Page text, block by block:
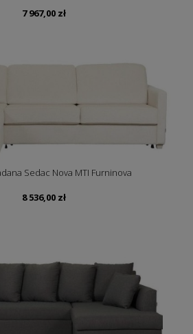
7 967,00 zł
Sedac Nova MTI Furninova
8 536,00 zł